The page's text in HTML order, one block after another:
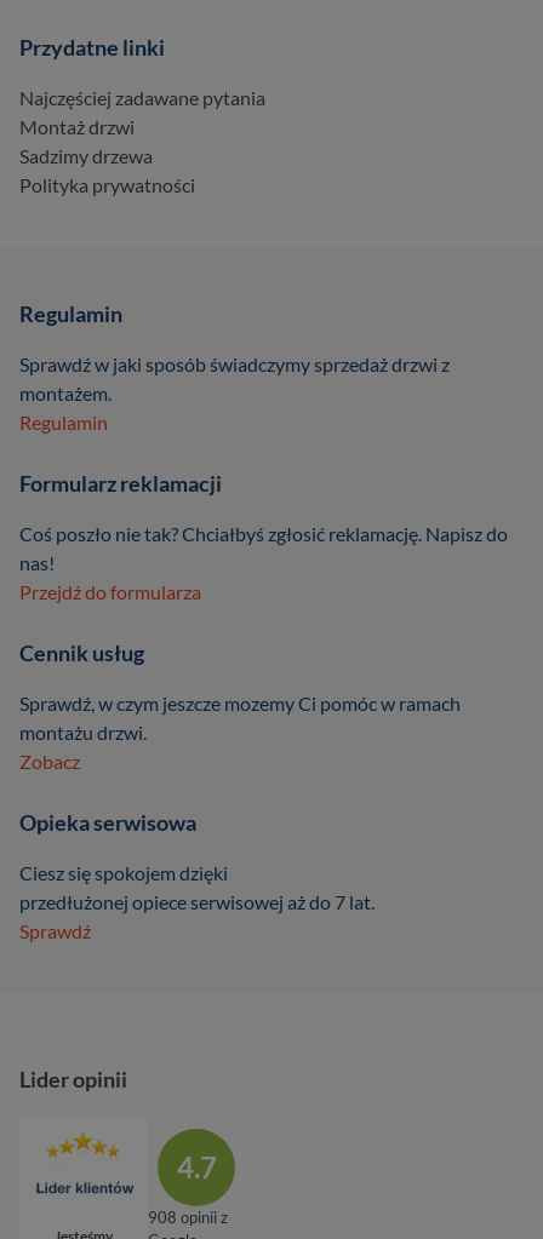
Przydatne linki
Najczęściej zadawane pytania
Montaż drzwi
Sadzimy drzewa
Polityka prywatności
Regulamin
Sprawdź w jaki sposób świadczymy sprzedaż drzwi z
montażem.
Regulamin
Formularz reklamacji
Coś poszło nie tak? Chciałbyś zgłosić reklamację. Napisz do
nas!
Przejdź do formularza
Cennik usług
Sprawdź, w czym jeszcze mozemy Ci pomóc w ramach
montażu drzwi.
Zobacz
Opieka serwisowa
Ciesz się spokojem dzięki
przedłużonej opiece serwisowej aż do 7 lat.
Sprawdź
Lider opinii
4.7
908 opinii z